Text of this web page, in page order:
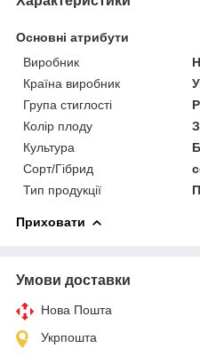
Основні атрибути
Виробник
Країна виробник
Група стиглості
Колір плоду
Культура
Сорт/Гібрид
Тип продукції
Приховати
Умови доставки
Нова Пошта
Укрпошта